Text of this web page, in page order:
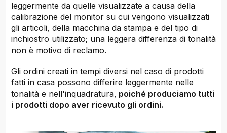
leggermente da quelle visualizzate a causa della
calibrazione del monitor su cui vengono visualizzati
gli articoli, della macchina da stampa e del tipo di
inchiostro utilizzato; una leggera differenza di tonalità
non è motivo di reclamo.
Gli ordini creati in tempi diversi nel caso di prodotti
fatti in casa possono differire leggermente nelle
tonalità e nell'inquadratura, poiché produciamo tutti
i prodotti dopo aver ricevuto gli ordini.